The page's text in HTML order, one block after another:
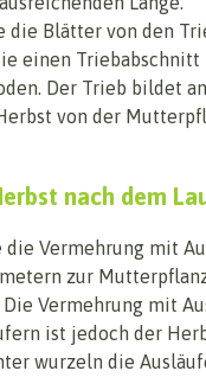
Blätter von den
einen
Der Trieb bildet
von der
nach dem
Vermehrung mit
zur
Vermehrung mit
ist jedoch der
wurzeln die